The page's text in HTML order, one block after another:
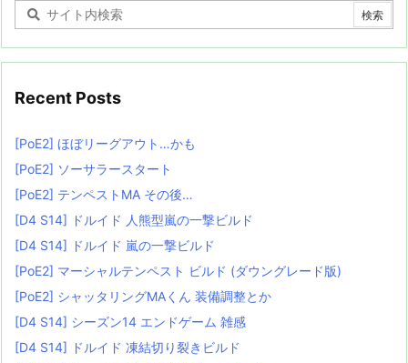
Recent Posts
[PoE2] ほぼリーグアウト…かも
[PoE2] ソーサラースタート
[PoE2] テンペストMA その後…
[D4 S14] ドルイド 人熊型嵐の一撃ビルド
[D4 S14] ドルイド 嵐の一撃ビルド
[PoE2] マーシャルテンペスト ビルド (ダウングレード版)
[PoE2] シャッタリングMAくん 装備調整とか
[D4 S14] シーズン14 エンドゲーム 雑感
[D4 S14] ドルイド 凍結切り裂きビルド